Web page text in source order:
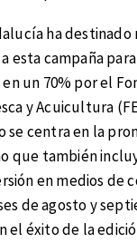
ha destinado
esta campaña para
en un 70% por el
y Acuicultura
se centra en la
que también
en medios de
de agosto y
el éxito de la